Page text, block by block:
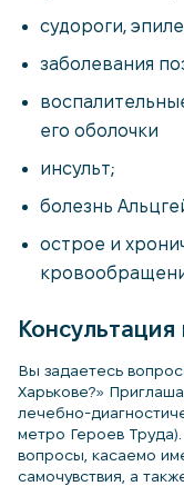
судороги,
заболевания
его оболочки
инсульт;
болезнь
острое и
Консультация
Вы задаетесь
Харькове?»
лечебно-
метро Героев
вопросы, касаемо
самочувствия, а